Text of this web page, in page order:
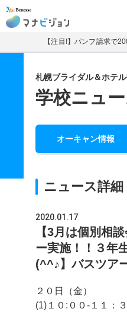
マナビジョン
【注目!】パンフ請求で
札幌ブライダル＆ホテ
学校ニュ
オーキャン情報
ニュース詳細
2020.01.17
【3月は個別相
ー実施！！３年
(^^♪】バスツア
２０日（金）
(1)１０:００-１１：